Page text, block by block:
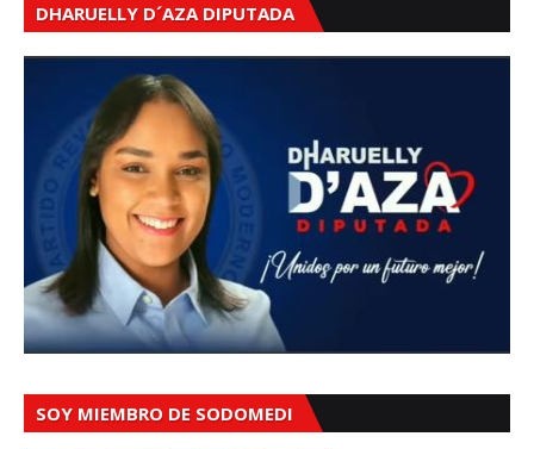
DHARUELLY D´AZA DIPUTADA
SOY MIEMBRO DE SODOMEDI